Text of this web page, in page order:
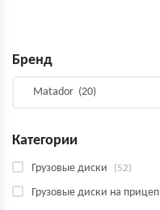
Бренд
Категории
Грузовые диски (52)
Грузовые диски на прицеп